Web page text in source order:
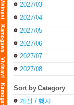
2027/03
2027/04
2027/05
2027/06
2027/07
2027/08
Sort by Category
계절 / 행사